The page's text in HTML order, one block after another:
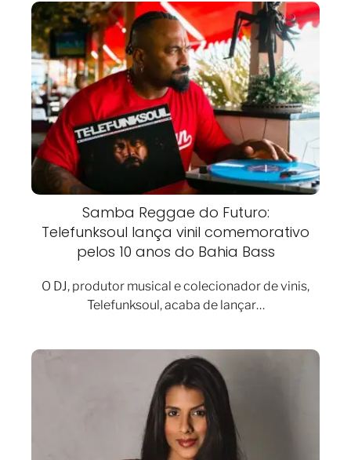
Samba Reggae do Futuro:
Telefunksoul lança vinil comemorativo
pelos 10 anos do Bahia Bass
O DJ, produtor musical e colecionador de vinis,
Telefunksoul, acaba de lançar…